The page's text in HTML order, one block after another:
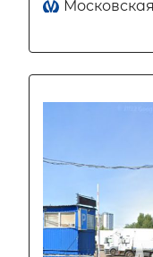
Московская